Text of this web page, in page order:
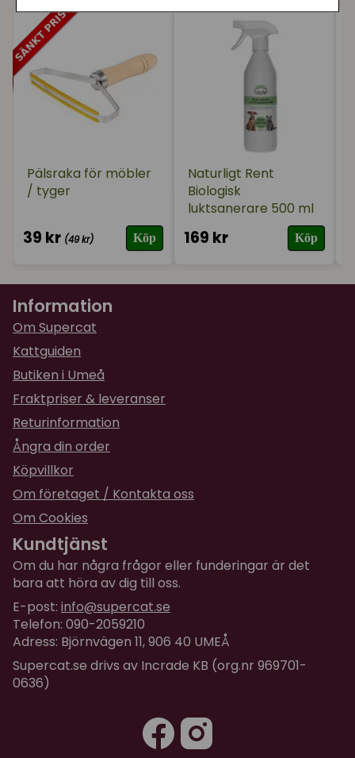
Bra och effektiv för att ta bort hår från kläder
och möbler (soffa, matta etc). Tar inte allt, men
en praktisk lösning som är bättre för miljön än
de klassiska klädrullarna.
Ramona
för 1 år sedan
★★★
Väldigt bra, lossar håret på direkten.
Pälsraka för möbler
/ tyger
39 kr (49 kr) Köp
Naturligt Rent
Biologisk
luktsanerare 500 ml
169 kr Köp
Information
Om Supercat
Kattguiden
Butiken i Umeå
Fraktpriser & leveranser
Returinformation
Ångra din order
Köpvillkor
Om företaget / Kontakta oss
Om Cookies
Kundtjänst
Om du har några frågor eller funderingar är det
bara att höra av dig till oss.
E-post: info@supercat.se
Telefon: 090-2059210
Adress: Björnvägen 11, 906 40 UMEÅ
Supercat.se drivs av Incrade KB (org.nr 969701-
0636)